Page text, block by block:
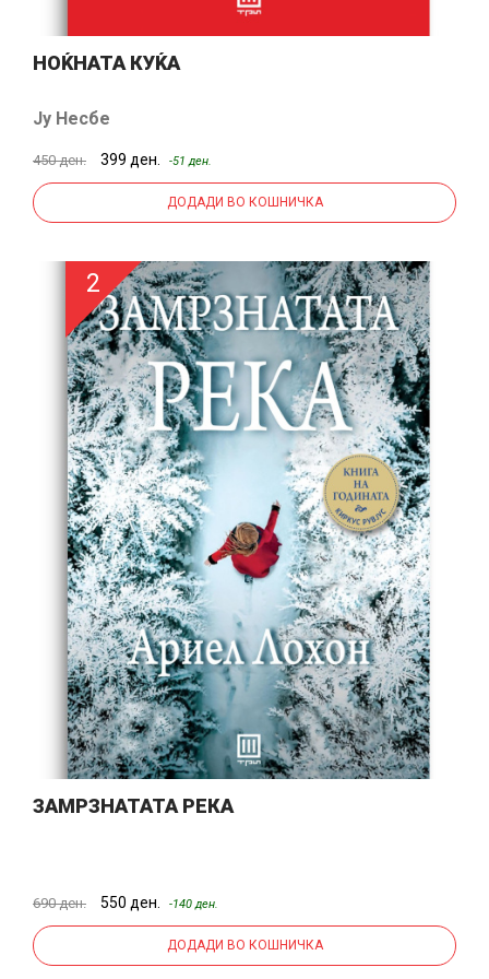
НОЌНАТА КУЌА
Ју Несбе
450 ден. 399 ден. -51 ден.
ДОДАДИ ВО КОШНИЧКА
2
ЗАМРЗНАТАТА РЕКА
690 ден. 550 ден. -140 ден.
ДОДАДИ ВО КОШНИЧКА